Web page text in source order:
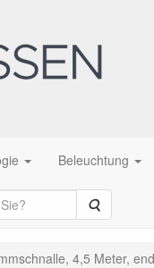
Beleuchtung
Suche
4,5 Meter,